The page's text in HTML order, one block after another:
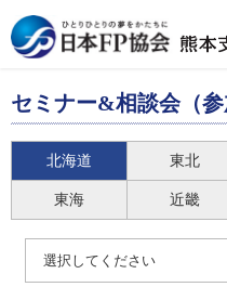
セミナー&相談会（参
北海道 東北
東海 近畿
選択してください